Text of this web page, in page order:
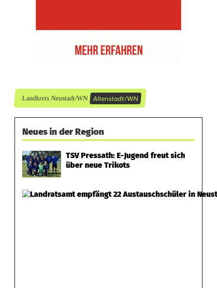
Landkreis Neustadt/WN Altenstadt/WN
Neues in der Region
TSV Pressath: E-Jugend freut sich
über neue Trikots